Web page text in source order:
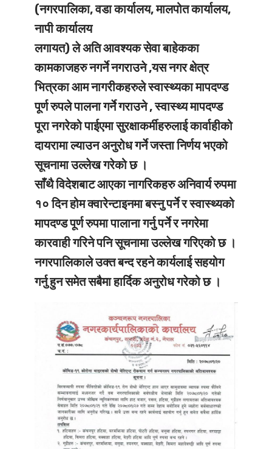
(नगरपालिका, वडा कार्यालय, मालपोत कार्यालय,
नापी कार्यालय
लगायत) ले अति आवश्यक सेवा बाहेकका
कामकाजहरु नगर्ने नगराउने ,यस नगर क्षेत्र
भित्रका आम नागरीकहरुले स्वास्थ्यका मापदण्ड
पूर्ण रुपले पालना गर्ने गराउने , स्वास्थ्य मापदण्ड
पूरा नगरेको पाईएमा सुरक्षाकर्मीहरुलाई कार्वाहीको
दायरामा ल्याउन अनुरोध गर्ने जस्ता निर्णय भएको
सूचनामा उल्लेख गरेको छ ।
साँथै विदेशबाट आएका नागरिकहरु अनिवार्य रुपमा
१० दिन होम क्वारेन्टाइनमा बस्नु पर्ने र स्वास्थ्यको
मापदण्ड पूर्ण रुपमा पालाना गर्नु पर्ने र नगरेमा
कारवाही गरिने पनि सूचनामा उल्लेख गरिएको छ ।
नगरपालिकाले उक्त बन्द रहने कार्यलाई सहयोग
गर्नु हुन समेत सबैमा हार्दिक अनुरोध गरेको छ ।